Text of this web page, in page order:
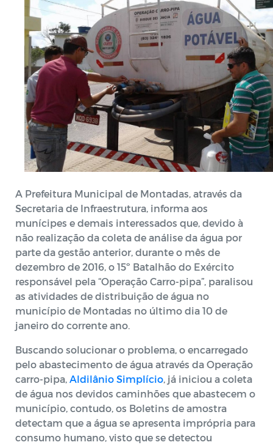
A Prefeitura Municipal de Montadas, através da
Secretaria de Infraestrutura, informa aos
munícipes e demais interessados que, devido à
não realização da coleta de análise da água por
parte da gestão anterior, durante o mês de
dezembro de 2016, o 15º Batalhão do Exército
responsável pela “Operação Carro-pipa”, paralisou
as atividades de distribuição de água no
município de Montadas no último dia 10 de
janeiro do corrente ano.
Buscando solucionar o problema, o encarregado
pelo abastecimento de água através da Operação
carro-pipa, Aldilânio Simplício, já iniciou a coleta
de água nos devidos caminhões que abastecem o
município, contudo, os Boletins de amostra
detectam que a água se apresenta imprópria para
consumo humano, visto que se detectou